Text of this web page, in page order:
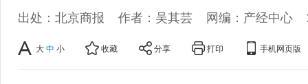
出处：北京商报 作者：吴其芸 网编：产经中心
大 中 小 收藏 分享 打印 手机网页版